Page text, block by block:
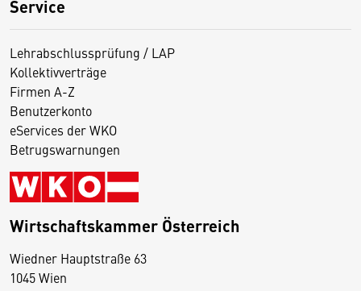
Service
Lehrabschlussprüfung / LAP
Kollektivverträge
Firmen A-Z
Benutzerkonto
eServices der WKO
Betrugswarnungen
Wirtschaftskammer Österreich
Wiedner Hauptstraße 63
1045 Wien
D